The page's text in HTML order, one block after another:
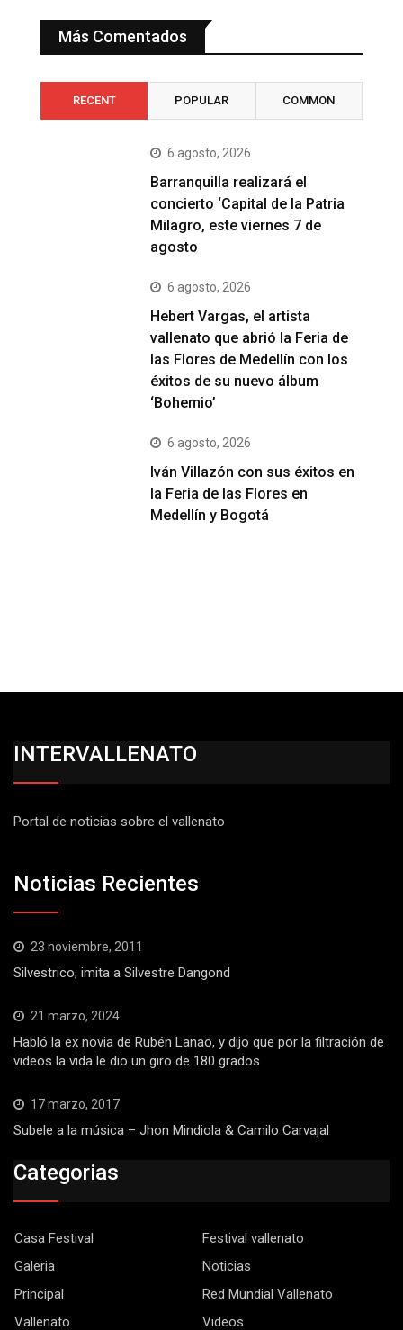
Más Comentados
RECENT POPULAR COMMON
6 agosto, 2026
Barranquilla realizará el
concierto ‘Capital de la Patria
Milagro, este viernes 7 de
agosto
6 agosto, 2026
Hebert Vargas, el artista
vallenato que abrió la Feria de
las Flores de Medellín con los
éxitos de su nuevo álbum
‘Bohemio’
6 agosto, 2026
Iván Villazón con sus éxitos en
la Feria de las Flores en
Medellín y Bogotá
INTERVALLENATO
Portal de noticias sobre el vallenato
Noticias Recientes
23 noviembre, 2011
Silvestrico, imita a Silvestre Dangond
21 marzo, 2024
Habló la ex novia de Rubén Lanao, y dijo que por la filtración de
videos la vida le dio un giro de 180 grados
17 marzo, 2017
Subele a la música – Jhon Mindiola & Camilo Carvajal
Categorias
Casa Festival
Festival vallenato
Galeria
Noticias
Principal
Red Mundial Vallenato
Vallenato
Videos